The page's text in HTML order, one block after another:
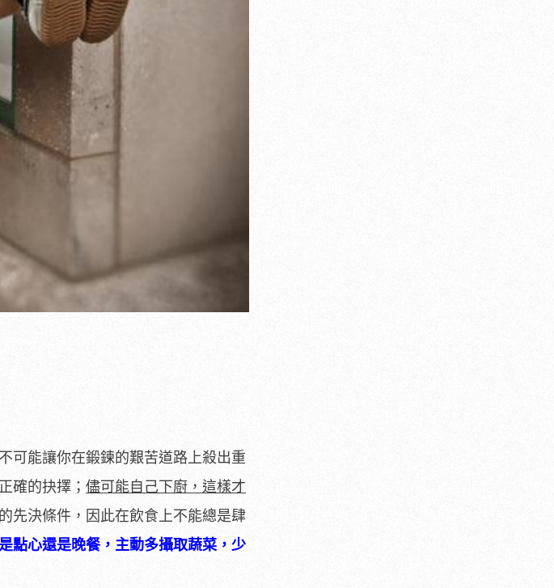
可能讓你在鍛鍊的艱苦道路上殺出重
確的抉擇； 儘可能自己下廚，這樣才
先決條件，因此在飲食上不能總是肆
點心還是晚餐，主動多攝取蔬菜，少